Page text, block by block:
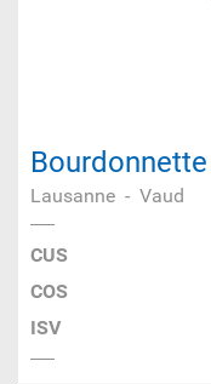
Bourdonnette
Lausanne - Vaud
CUS
COS
ISV